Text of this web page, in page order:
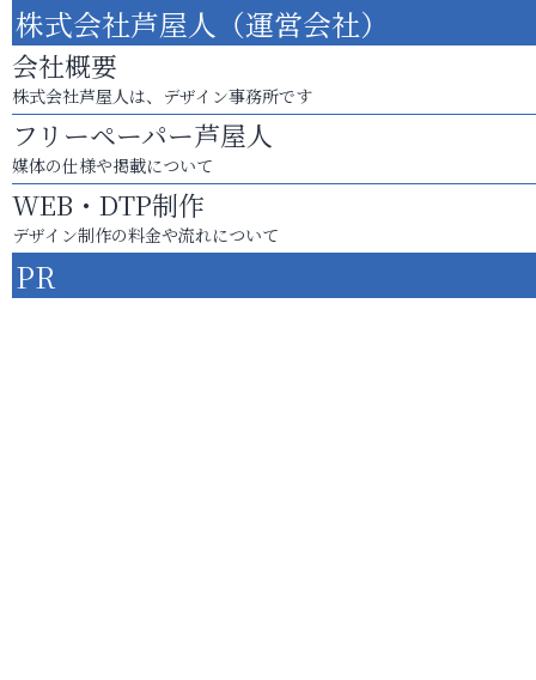
株式会社芦屋人（運営会社）
会社概要
株式会社芦屋人は、デザイン事務所です
フリーペーパー芦屋人
媒体の仕様や掲載について
WEB・DTP制作
デザイン制作の料金や流れについて
PR